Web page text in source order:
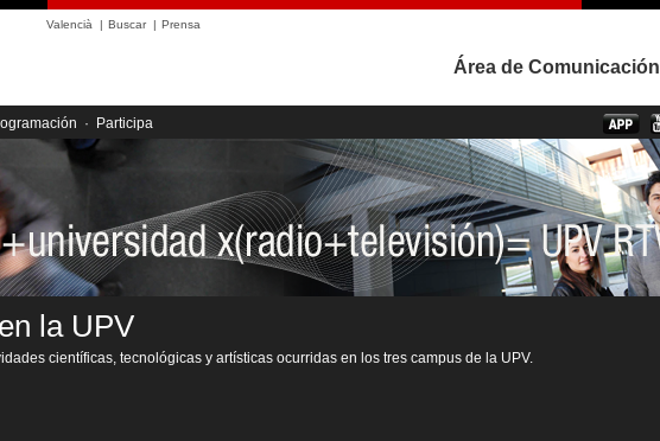
Valencià | Buscar| Prensa
Área de Comunicación
· Participa
la UPV
científicas, tecnológicas y artísticas ocurridas en los tres campus de la UPV.